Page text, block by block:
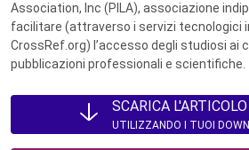
Association, Inc (PILA), associazione
facilitare (attraverso i servizi tecnologici
CrossRef.org) l’accesso degli studiosi ai
pubblicazioni professionali e scientifiche.
SCARICA L'ARTICOLO
UTILIZZANDO I TUOI